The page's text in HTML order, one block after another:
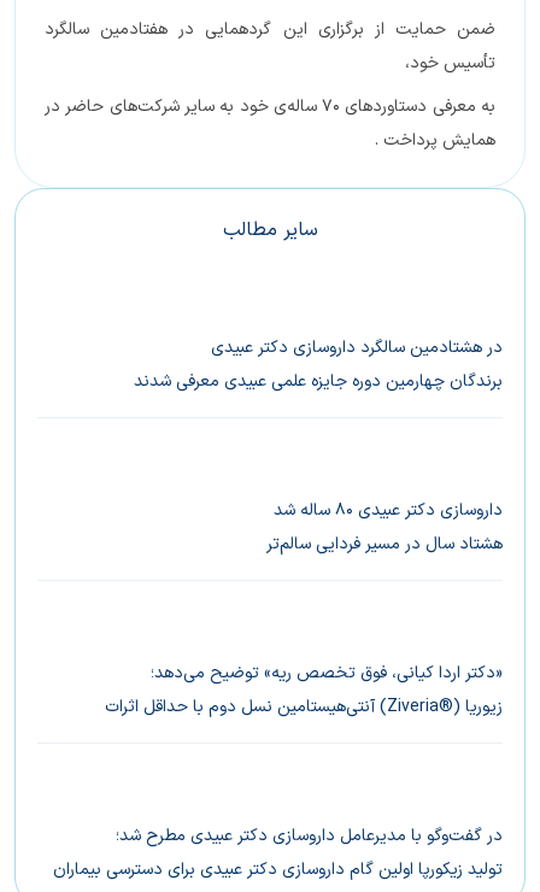
ضمن حمایت از برگزاری این گردهمایی در هفتادمین سالگرد
تأسیس خود،
به معرفی دستاوردهای 70 ساله‌ی خود به سایر شرکت‌های حاضر در
همایش پرداخت .
سایر مطالب
در هشتادمین سالگرد داروسازی دکتر عبیدی
برندگان چهارمین دوره جایزه علمی عبیدی معرفی شدند
داروسازی دکتر عبیدی ۸۰ ساله شد
هشتاد سال در مسیر فردایی سالم‌تر
«دکتر اردا کیانی،‌ فوق تخصص ریه» توضیح می‌دهد؛
زیوریا (®Ziveria) آنتی‌‌هیستامین نسل دوم با حداقل اثرات
در گفت‌وگو با مدیرعامل داروسازی دکتر عبیدی مطرح شد؛
تولید زیکورپا اولین گام داروسازی دکتر عبیدی برای دسترسی بیماران